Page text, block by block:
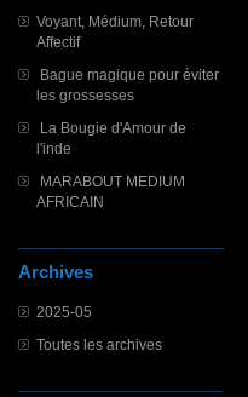
Voyant, Médium, Retour
Affectif
Bague magique pour éviter
les grossesses
La Bougie d'Amour de
l'inde
MARABOUT MEDIUM
AFRICAIN
Archives
2025-05
Toutes les archives